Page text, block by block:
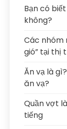
Bạn có
không?
Các nhóm
gió” tại thị
Ăn vạ là
ăn vạ?
Quần vợt
tiếng